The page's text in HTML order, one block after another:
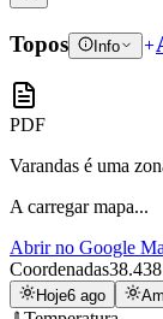
Topos Info
PDF
Varandas é uma
A carregar mapa...
Abrir no Google
Coordenadas
Hoje6 ago